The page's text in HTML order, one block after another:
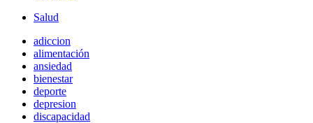
Salud
adiccion
alimentación
ansiedad
bienestar
deporte
depresion
discapacidad